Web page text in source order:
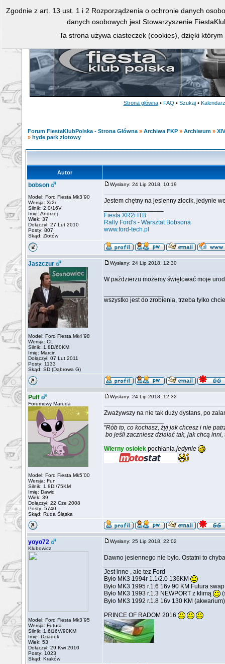
Strona główna • FAQ • Szukaj • Kalendarz
Forum FiestaKlubPolska - Strona Główna » Archiwa FKP » Archiwum »
» hyde park zlotowy
Autor
bobson
Model: Ford Fiesta Mk3`90
Wersja: Xr2i
Silnik: 2.0/16V
Imię: Andrzej
Wiek: 37
Dołączył: 27 Lut 2010
Posty: 807
Skąd: Złotów
Wysłany: 24 Lip 2018, 10:19
Jestem chętny na jesienny zlocik, jedynie
Fiesta XR2i ITB
Rally Ford's - Warsztat Bobsona
www.ford-tech.pl
Jaszczur
Model: Ford Fiesta Mk4`98
Wersja: CL
Silnik: 1.8D/60KM
Imię: Marcin
Dołączył: 07 Lut 2011
Posty: 1133
Skąd: SD (Dąbrowa G)
Wysłany: 24 Lip 2018, 12:30
W paździerzu możemy świętować moje
wszystko jest do zrobienia, trzeba tylko
Puff
Forumowy Maruda
Model: Ford Fiesta Mk5`00
Wersja: Fun
Silnik: 1.8DI/75KM
Imię: Dawid
Wiek: 39
Dołączył: 22 Cze 2008
Posty: 5740
Skąd: Ruda Śląska
Wysłany: 24 Lip 2018, 12:32
Zważywszy na nie tak duży dystans, po
"Rób to, co kochasz, żyj jak chcesz i nie
bo jeśli zaczniesz działać tak, jak chcą
Wierny osiołek pochłania jedynie
yoyo72
Klubowicz
Model: Ford Fiesta Mk3`95
Wersja: Futura
Silnik: 1.6i16V/90KM
Imię: Dziadek
Wiek: 53
Dołączył: 29 Kwi 2010
Posty: 1023
Skąd: Kraków
Wysłany: 25 Lip 2018, 22:02
Dawno jesiennego nie było. Ostatni to
Jest inne , ale tez Ford
Było MK3 1994r 1.1/2.0 136KM
Było MK3 1995 r.1.6 16v 90 KM Futura
Było MK3 1993 r.1.3 NEWPORT z klimą
Było MK3 1992 r.1.8 16v 130 KM (akwarium)
PRINCE OF RADOM 2016
Zgodnie z art. 13 ust. 1 i 2 Rozporządzenia o ochronie danych
danych osobowych jest Stowarzyszenie
Ta strona używa ciasteczek (cookies), dzięki